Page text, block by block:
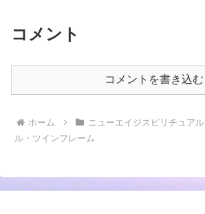
コメント
コメントを書き込む
ホーム ニューエイジスピリチュアル
ル・ツインフレーム